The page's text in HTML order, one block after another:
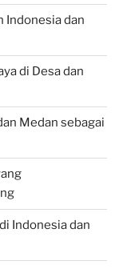
Indonesia dan
di Desa dan
Medan sebagai
Indonesia dan